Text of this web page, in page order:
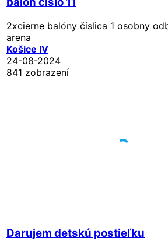
2xcierne balóny číslica 1 osobny
arena
Košice IV
24-08-2024
841 zobrazení
Darujem detskú postieľku